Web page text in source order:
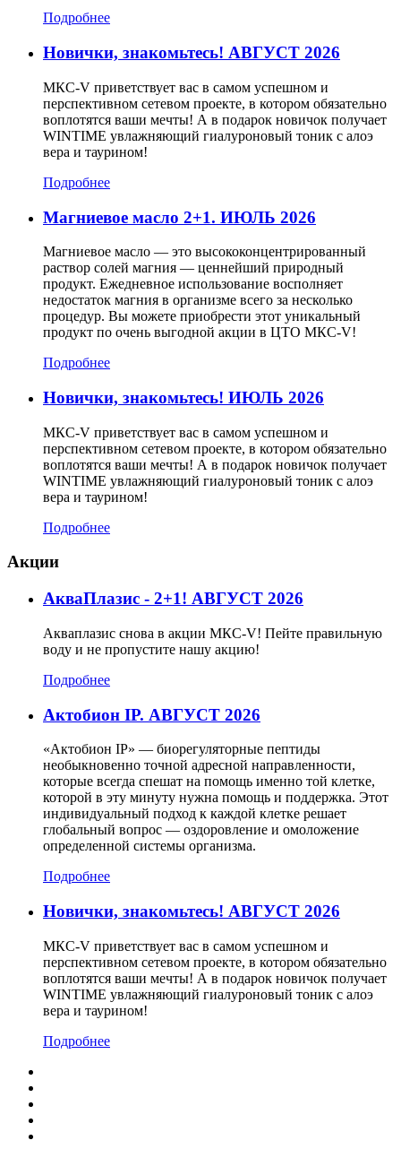
Подробнее
Новички, знакомьтесь! АВГУСТ 2026
МКС-V приветствует вас в самом успешном и
перспективном сетевом проекте, в котором обязательно
воплотятся ваши мечты! А в подарок новичок получает
WINTIME увлажняющий гиалуроновый тоник с алоэ
вера и таурином!
Подробнее
Магниевое масло 2+1. ИЮЛЬ 2026
Магниевое масло — это высококонцентрированный
раствор солей магния — ценнейший природный
продукт. Ежедневное использование восполняет
недостаток магния в организме всего за несколько
процедур. Вы можете приобрести этот уникальный
продукт по очень выгодной акции в ЦТО МКС-V!
Подробнее
Новички, знакомьтесь! ИЮЛЬ 2026
МКС-V приветствует вас в самом успешном и
перспективном сетевом проекте, в котором обязательно
воплотятся ваши мечты! А в подарок новичок получает
WINTIME увлажняющий гиалуроновый тоник с алоэ
вера и таурином!
Подробнее
Акции
АкваПлазис - 2+1! АВГУСТ 2026
Акваплазис снова в акции МКС-V! Пейте правильную
воду и не пропустите нашу акцию!
Подробнее
Актобион IP. АВГУСТ 2026
«Актобион IP» — биорегуляторные пептиды
необыкновенно точной адресной направленности,
которые всегда спешат на помощь именно той клетке,
которой в эту минуту нужна помощь и поддержка. Этот
индивидуальный подход к каждой клетке решает
глобальный вопрос — оздоровление и омоложение
определенной системы организма.
Подробнее
Новички, знакомьтесь! АВГУСТ 2026
МКС-V приветствует вас в самом успешном и
перспективном сетевом проекте, в котором обязательно
воплотятся ваши мечты! А в подарок новичок получает
WINTIME увлажняющий гиалуроновый тоник с алоэ
вера и таурином!
Подробнее